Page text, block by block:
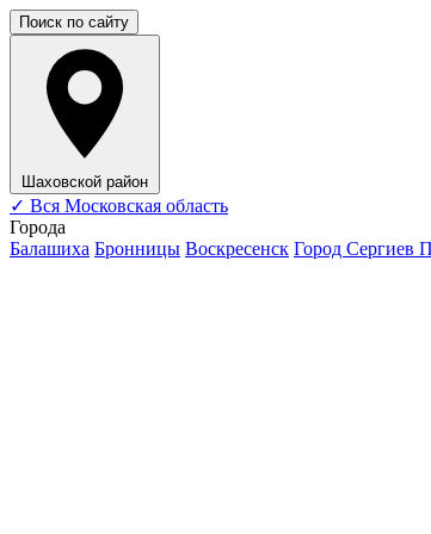
Поиск по сайту
Шаховской район
✓ Вся Московская область
Города
Балашиха Бронницы Воскресенск Город Сергиев